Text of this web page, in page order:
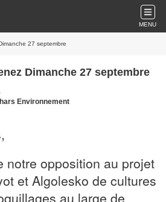
MENU
27 septembre
Dimanche 27 septembre
Environnement
notre opposition au projet
et Algolesko de cultures
au large de